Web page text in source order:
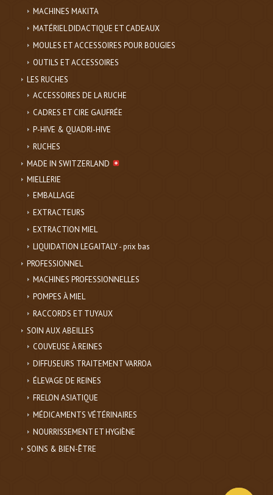
MACHINES MAKITA
MATÉRIEL DIDACTIQUE ET CADEAUX
MOULES ET ACCESSOIRES POUR BOUGIES
OUTILS ET ACCESSOIRES
LES RUCHES
ACCESSOIRES DE LA RUCHE
CADRES ET CIRE GAUFRÉE
P-HIVE & QUADRI-HIVE
RUCHES
MADE IN SWITZERLAND
MIELLERIE
EMBALLAGE
EXTRACTEURS
EXTRACTION MIEL
LIQUIDATION LEGAITALY - prix bas
PROFESSIONNEL
MACHINES PROFESSIONNELLES
POMPES À MIEL
RACCORDS ET TUYAUX
SOIN AUX ABEILLES
COUVEUSE À REINES
DIFFUSEURS TRAITEMENT VARROA
ÉLEVAGE DE REINES
FRELON ASIATIQUE
MÉDICAMENTS VÉTÉRINAIRES
NOURRISSEMENT ET HYGIÈNE
SOINS & BIEN-ÊTRE